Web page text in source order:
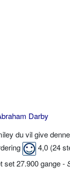
Darby
du vil give
4,0 (24
set 27.900 gange -